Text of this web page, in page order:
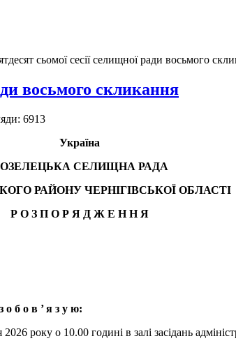
сьомої сесії селищної ради восьмого
восьмого скликання
6913
Україна
СЕЛИЩНА РАДА
РАЙОНУ ЧЕРНІГІВСЬКОЇ ОБЛАСТІ
Р О З П О Р Я Д Ж Е ННЯ
з о б о в ’я з у ю:
року о 10.00 годині в залі засідань